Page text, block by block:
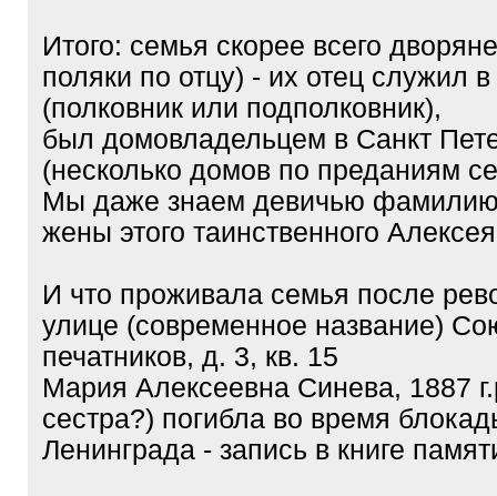
Итого: семья скорее всего
поляки по отцу) - их отец служил
(полковник или подполковник),
был домовладельцем в Санкт
(несколько домов по преданиям
Мы даже знаем девичью
жены этого таинственного
И что проживала семья после
улице (современное название)
печатников, д. 3, кв. 15
Мария Алексеевна Синева, 1887
сестра?) погибла во время
Ленинграда - запись в книге